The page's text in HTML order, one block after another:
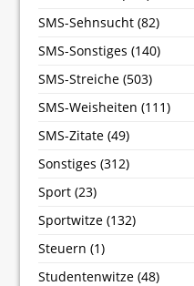
SMS-Sehnsucht (82)
SMS-Sonstiges (140)
SMS-Streiche (503)
SMS-Weisheiten (111)
SMS-Zitate (49)
Sonstiges (312)
Sport (23)
Sportwitze (132)
Steuern (1)
Studentenwitze (48)